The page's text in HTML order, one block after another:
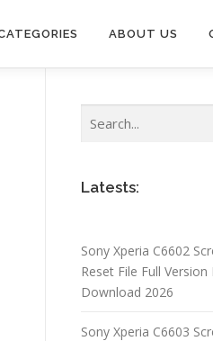
ABOUT US
Latests:
Sony Xperia C6602
Reset File Full Version
Download 2026
Sony Xperia C6603